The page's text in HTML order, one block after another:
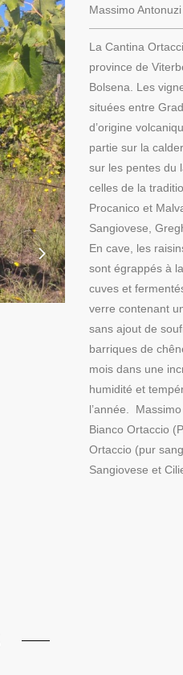
Massimo
La Cantina
province de
Bolsena. Les
situées entre
d’origine
partie sur la
sur les pentes du
celles de la
Procanico et
Sangiovese,
En cave, les
sont égrappés à
cuves et
verre contenant
sans ajout de
barriques de
mois dans une
humidité et
l’année.
Bianco Ortaccio
Ortaccio (pur
Sangiovese et